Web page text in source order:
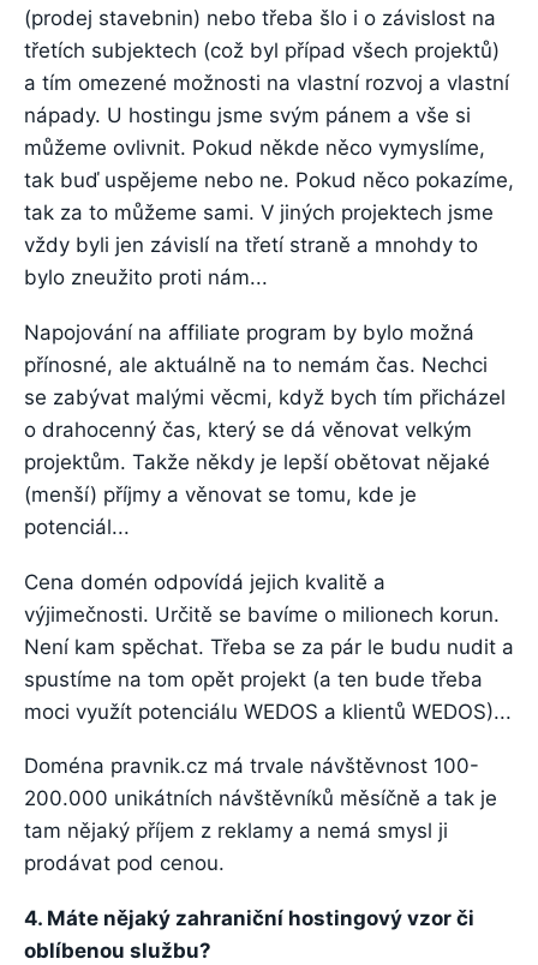
(prodej stavebnin) nebo třeba šlo i o závislost na
třetích subjektech (což byl případ všech projektů)
a tím omezené možnosti na vlastní rozvoj a vlastní
nápady. U hostingu jsme svým pánem a vše si
můžeme ovlivnit. Pokud někde něco vymyslíme,
tak buď uspějeme nebo ne. Pokud něco pokazíme,
tak za to můžeme sami. V jiných projektech jsme
vždy byli jen závislí na třetí straně a mnohdy to
bylo zneužito proti nám...
Napojování na affiliate program by bylo možná
přínosné, ale aktuálně na to nemám čas. Nechci
se zabývat malými věcmi, když bych tím přicházel
o drahocenný čas, který se dá věnovat velkým
projektům. Takže někdy je lepší obětovat nějaké
(menší) příjmy a věnovat se tomu, kde je
potenciál...
Cena domén odpovídá jejich kvalitě a
výjimečnosti. Určitě se bavíme o milionech korun.
Není kam spěchat. Třeba se za pár le budu nudit a
spustíme na tom opět projekt (a ten bude třeba
moci využít potenciálu WEDOS a klientů WEDOS)...
Doména pravnik.cz má trvale návštěvnost 100-
200.000 unikátních návštěvníků měsíčně a tak je
tam nějaký příjem z reklamy a nemá smysl ji
prodávat pod cenou.
4. Máte nějaký zahraniční hostingový vzor či
oblíbenou službu?